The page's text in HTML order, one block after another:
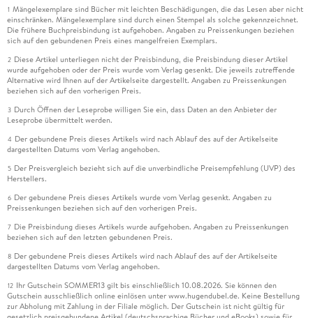
1 Mängelexemplare sind Bücher mit leichten Beschädigungen, die das Lesen aber nicht
einschränken. Mängelexemplare sind durch einen Stempel als solche gekennzeichnet.
Die frühere Buchpreisbindung ist aufgehoben. Angaben zu Preissenkungen beziehen
sich auf den gebundenen Preis eines mangelfreien Exemplars.
2 Diese Artikel unterliegen nicht der Preisbindung, die Preisbindung dieser Artikel
wurde aufgehoben oder der Preis wurde vom Verlag gesenkt. Die jeweils zutreffende
Alternative wird Ihnen auf der Artikelseite dargestellt. Angaben zu Preissenkungen
beziehen sich auf den vorherigen Preis.
3 Durch Öffnen der Leseprobe willigen Sie ein, dass Daten an den Anbieter der
Leseprobe übermittelt werden.
4 Der gebundene Preis dieses Artikels wird nach Ablauf des auf der Artikelseite
dargestellten Datums vom Verlag angehoben.
5 Der Preisvergleich bezieht sich auf die unverbindliche Preisempfehlung (UVP) des
Herstellers.
6 Der gebundene Preis dieses Artikels wurde vom Verlag gesenkt. Angaben zu
Preissenkungen beziehen sich auf den vorherigen Preis.
7 Die Preisbindung dieses Artikels wurde aufgehoben. Angaben zu Preissenkungen
beziehen sich auf den letzten gebundenen Preis.
8 Der gebundene Preis dieses Artikels wird nach Ablauf des auf der Artikelseite
dargestellten Datums vom Verlag angehoben.
12 Ihr Gutschein SOMMER13 gilt bis einschließlich 10.08.2026. Sie können den
Gutschein ausschließlich online einlösen unter www.hugendubel.de. Keine Bestellung
zur Abholung mit Zahlung in der Filiale möglich. Der Gutschein ist nicht gültig für